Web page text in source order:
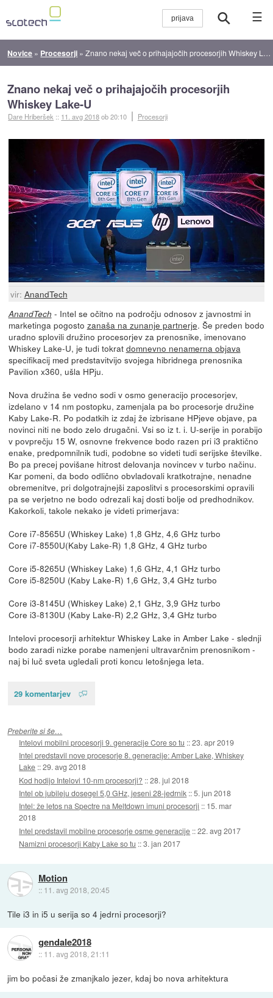
☰
Novice » Procesorji »Znano nekaj več o prihajajočih procesorjih Whiskey Lake-U
Znano nekaj več o prihajajočih procesorjih
Whiskey Lake-U
Dare Hriberšek :: 11. avg 2018ob 20:10 Procesorji
vir: AnandTech
AnandTech - Intel se očitno na področju odnosov z javnostmi in
marketinga pogosto zanaša na zunanje partnerje. Še preden bodo
uradno splovili družino procesorjev za prenosnike, imenovano
Whiskey Lake-U, je tudi tokrat domnevno nenamerna objava
specifikacij med predstavitvijo svojega hibridnega prenosnika
Pavilion x360, ušla HPju.
Nova družina še vedno sodi v osmo generacijo procesorjev,
izdelano v 14 nm postopku, zamenjala pa bo procesorje družine
Kaby Lake-R. Po podatkih iz zdaj že izbrisane HPjeve objave, pa
novinci niti ne bodo zelo drugačni. Vsi so iz t. i. U-serije in porabijo
v povprečju 15 W, osnovne frekvence bodo razen pri i3 praktično
enake, predpomnilnik tudi, podobne so videti tudi serijske številke.
Bo pa precej povišane hitrost delovanja novincev v turbo načinu.
Kar pomeni, da bodo odlično obvladovali kratkotrajne, nenadne
obremenitve, pri dolgotrajnejši zaposlitvi s procesorskimi opravili
pa se verjetno ne bodo odrezali kaj dosti bolje od predhodnikov.
Kakorkoli, takole nekako je videti primerjava:
Core i7-8565U (Whiskey Lake) 1,8 GHz, 4,6 GHz turbo
Core i7-8550U(Kaby Lake-R) 1,8 GHz, 4 GHz turbo
Core i5-8265U (Whiskey Lake) 1,6 GHz, 4,1 GHz turbo
Core i5-8250U (Kaby Lake-R) 1,6 GHz, 3,4 GHz turbo
Core i3-8145U (Whiskey Lake) 2,1 GHz, 3,9 GHz turbo
Core i3-8130U (Kaby Lake-R) 2,2 GHz, 3,4 GHz turbo
Intelovi procesorji arhitektur Whiskey Lake in Amber Lake - slednji
bodo zaradi nizke porabe namenjeni ultravarčnim prenosnikom -
naj bi luč sveta ugledali proti koncu letošnjega leta.
29 komentarjev
Preberite si še…
Intelovi mobilni procesorji 9. generacije Core so tu ::23. apr 2019
Intel predstavil nove procesorje 8. generacije: Amber Lake, Whiskey
Lake ::29. avg 2018
Kod hodijo Intelovi 10-nm procesorji? ::28. jul 2018
Intel ob jubileju dosegel 5,0 GHz, jeseni 28-jedrnik ::5. jun 2018
Intel: že letos na Spectre na Meltdown imuni procesorji :: 15. mar
2018
Intel predstavil mobilne procesorje osme generacije ::22. avg 2017
Namizni procesorji Kaby Lake so tu ::3. jan 2017
Motion
:: 11. avg 2018, 20:45
Tile i3 in i5 u serija so 4 jedrni procesorji?
gendale2018
:: 11. avg 2018, 21:11
jim bo počasi že zmanjkalo jezer, kdaj bo nova arhitektura